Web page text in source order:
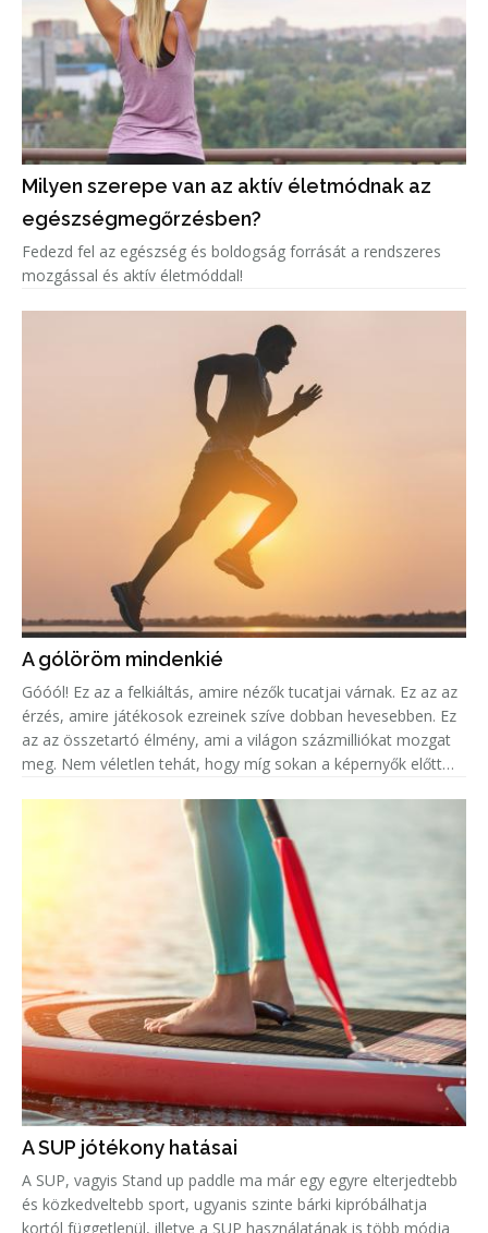
Milyen szerepe van az aktív életmódnak az
egészségmegőrzésben?
Fedezd fel az egészség és boldogság forrását a rendszeres
mozgással és aktív életmóddal!
A gólöröm mindenkié
Góóól! Ez az a felkiáltás, amire nézők tucatjai várnak. Ez az az
érzés, amire játékosok ezreinek szíve dobban hevesebben. Ez
az az összetartó élmény, ami a világon százmilliókat mozgat
meg. Nem véletlen tehát, hogy míg sokan a képernyők előtt
A SUP jótékony hatásai
A SUP, vagyis Stand up paddle ma már egy egyre elterjedtebb
és közkedveltebb sport, ugyanis szinte bárki kipróbálhatja
kortól függetlenül, illetve a SUP használatának is több módja